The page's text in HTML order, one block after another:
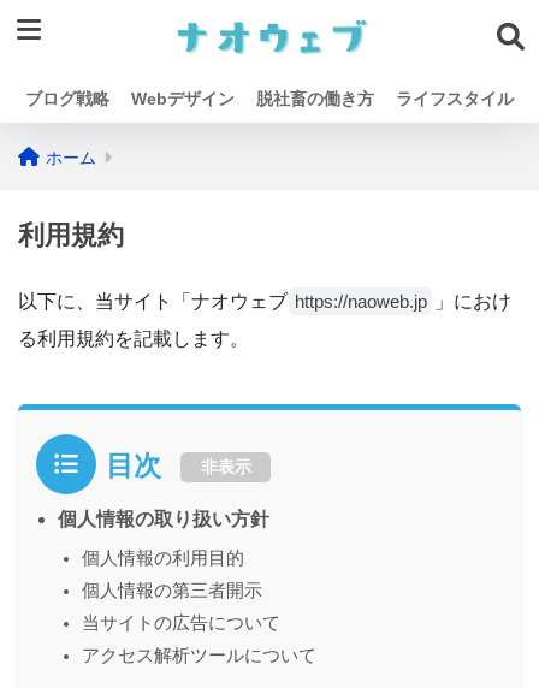
ブログ戦略 Webデザイン 脱社畜の働き方 ライフスタイル
ホーム
利用規約
以下に、当サイト「ナオウェブ https://naoweb.jp
」におけ
る利用規約を記載します。
目次 非表示
個人情報の取り扱い方針
個人情報の利用目的
個人情報の第三者開示
当サイトの広告について
アクセス解析ツールについて